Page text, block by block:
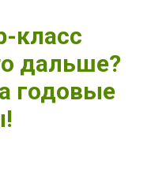
класс
дальше?
годовые